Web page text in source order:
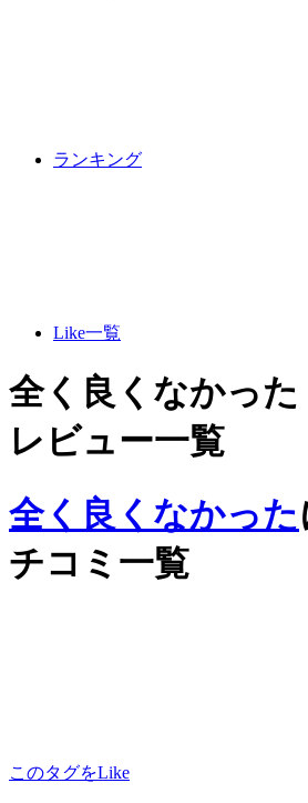
ランキング
Like一覧
全く良くなかった
レビュー一覧
全く良くなかった
チコミ一覧
このタグをLike